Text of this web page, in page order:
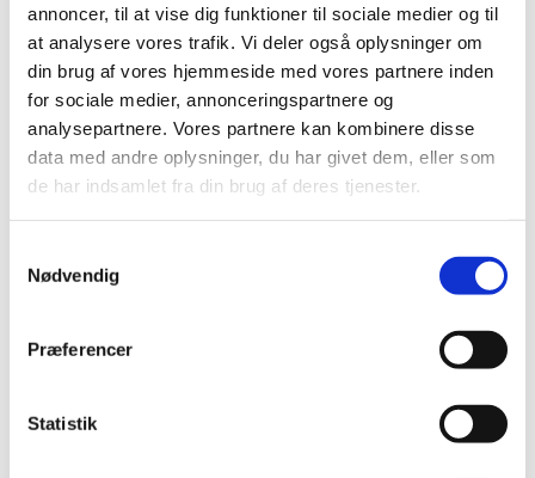
annoncer, til at vise dig funktioner til sociale medier og til
at analysere vores trafik. Vi deler også oplysninger om
din brug af vores hjemmeside med vores partnere inden
for sociale medier, annonceringspartnere og
analysepartnere. Vores partnere kan kombinere disse
data med andre oplysninger, du har givet dem, eller som
de har indsamlet fra din brug af deres tjenester.
Nødvendig
Præferencer
Statistik